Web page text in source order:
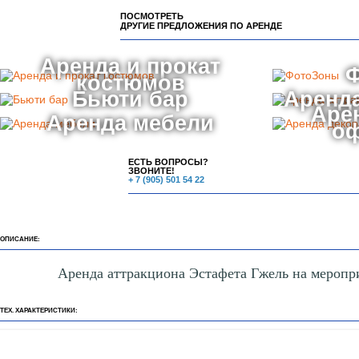
ПОСМОТРЕТЬ
ДРУГИЕ ПРЕДЛОЖЕНИЯ ПО АРЕНДЕ
Аренда и прокат
костюмов
Бьюти бар
Аренда мебели
ЕСТЬ ВОПРОСЫ?
ЗВОНИТЕ!
+ 7 (905) 501 54 22
ОПИСАНИЕ:
Аренда аттракциона Эстафета Гжель на
ТЕХ. ХАРАКТЕРИСТИКИ: